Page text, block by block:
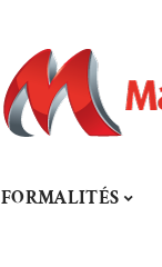
FORMALITÉS